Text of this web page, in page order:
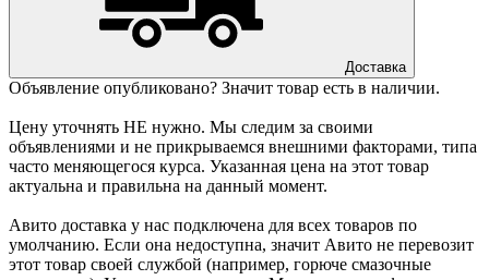
Доставка
Объявление опубликовано? Значит товар есть в наличии.
Цену уточнять НЕ нужно. Мы следим за своими
объявлениями и не прикрываемся внешними факторами, типа
часто меняющегося курса. Указанная цена на этот товар
актуальна и правильна на данный момент.
Авито доставка у нас подключена для всех товаров по
умолчанию. Если она недоступна, значит Авито не перевозит
этот товар своей службой (например, горюче смазочные